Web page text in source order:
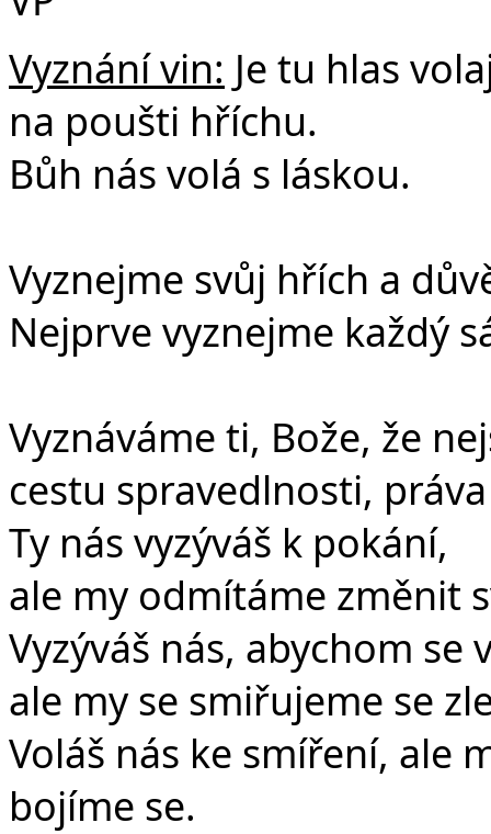
Vyznání vin: Je tu hlas
na poušti hříchu.
Bůh nás volá s láskou.
Vyznejme svůj hřích a
Nejprve vyznejme každý
Vyznáváme ti, Bože, že
cestu spravedlnosti,
Ty nás vyzýváš k pokání,
ale my odmítáme změnit
Vyzýváš nás, abychom se
ale my se smiřujeme se
Voláš nás ke smíření, ale
bojíme se.